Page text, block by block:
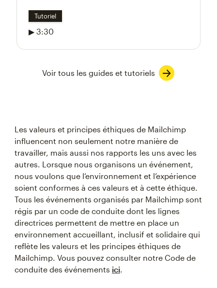
Tutoriel
▶ 3:30
Voir tous les guides et tutoriels
Les valeurs et principes éthiques de Mailchimp
influencent non seulement notre manière de
travailler, mais aussi nos rapports les uns avec les
autres. Lorsque nous organisons un événement,
nous voulons que l’environnement et l’expérience
soient conformes à ces valeurs et à cette éthique.
Tous les événements organisés par Mailchimp sont
régis par un code de conduite dont les lignes
directrices permettent de mettre en place un
environnement accueillant, inclusif et solidaire qui
reflète les valeurs et les principes éthiques de
Mailchimp. Vous pouvez consulter notre Code de
conduite des événements ici.